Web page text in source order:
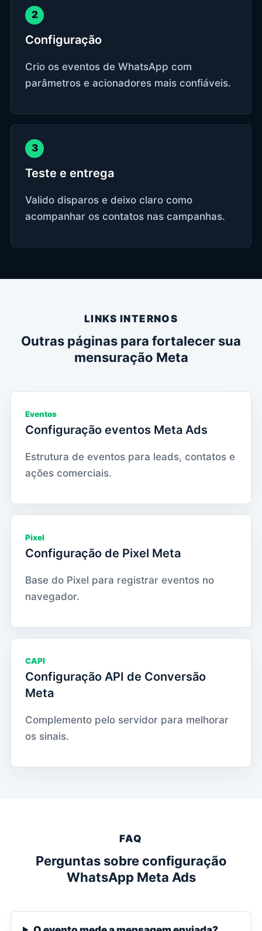
2
Configuração
Crio os eventos de WhatsApp com
parâmetros e acionadores mais confiáveis.
3
Teste e entrega
Valido disparos e deixo claro como
acompanhar os contatos nas campanhas.
LINKS INTERNOS
Outras páginas para fortalecer sua
mensuração Meta
Eventos
Configuração eventos Meta Ads
Estrutura de eventos para leads, contatos e
ações comerciais.
Pixel
Configuração de Pixel Meta
Base do Pixel para registrar eventos no
navegador.
CAPI
Configuração API de Conversão
Meta
Complemento pelo servidor para melhorar
os sinais.
FAQ
Perguntas sobre configuração
WhatsApp Meta Ads